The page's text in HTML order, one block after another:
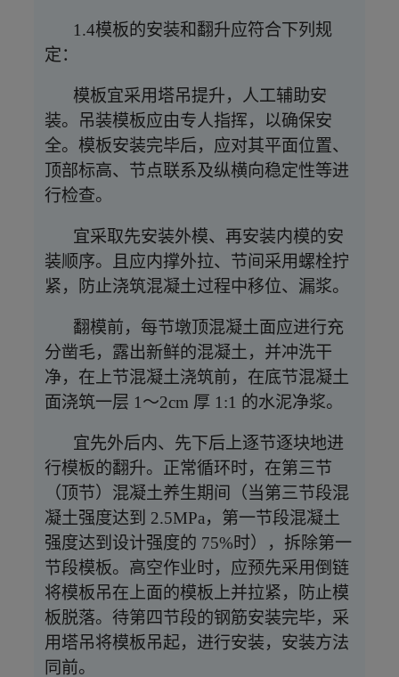
1.4模板的安装和翻升应符合下列规
定：
模板宜采用塔吊提升，人工辅助安
装。吊装模板应由专人指挥，以确保安
全。模板安装完毕后，应对其平面位置、
顶部标高、节点联系及纵横向稳定性等进
行检查。
宜采取先安装外模、再安装内模的安
装顺序。且应内撑外拉、节间采用螺栓拧
紧，防止浇筑混凝土过程中移位、漏浆。
翻模前，每节墩顶混凝土面应进行充
分凿毛，露出新鲜的混凝土，并冲洗干
净，在上节混凝土浇筑前，在底节混凝土
面浇筑一层 1～2cm 厚 1:1 的水泥净浆。
宜先外后内、先下后上逐节逐块地进
行模板的翻升。正常循环时，在第三节
（顶节）混凝土养生期间（当第三节段混
凝土强度达到 2.5MPa，第一节段混凝土
强度达到设计强度的 75%时），拆除第一
节段模板。高空作业时，应预先采用倒链
将模板吊在上面的模板上并拉紧，防止模
板脱落。待第四节段的钢筋安装完毕，采
用塔吊将模板吊起，进行安装，安装方法
同前。